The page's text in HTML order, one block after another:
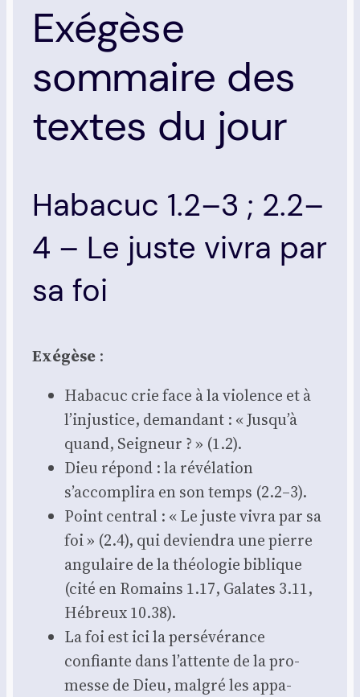
Exégèse
sommaire des
textes du jour
Habacuc 1.2–3 ; 2.2–
4 – Le juste vivra par
sa foi
Exé­gèse :
Haba­cuc crie face à la vio­lence et à
l’injustice, deman­dant : « Jusqu’à
quand, Sei­gneur ? » (1.2).
Dieu répond : la révé­la­tion
s’accomplira en son temps (2.2–3).
Point cen­tral : « Le juste vivra par sa
foi » (2.4), qui devien­dra une pierre
angu­laire de la théo­lo­gie biblique
(cité en Romains 1.17, Galates 3.11,
Hébreux 10.38).
La foi est ici la per­sé­vé­rance
confiante dans l’attente de la pro­
messe de Dieu, mal­gré les appa­